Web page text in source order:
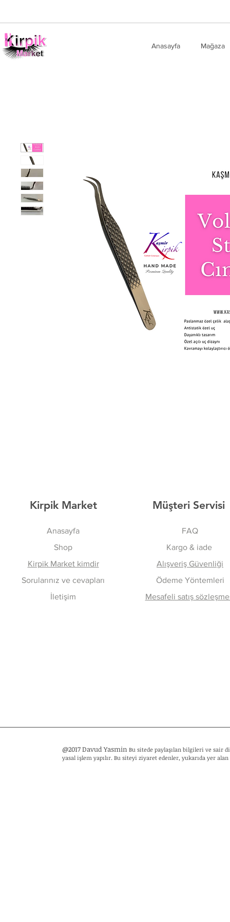
Anasayfa Mağaza
Kirpik Market
Anasayfa
Shop
Kirpik Market kimdir
Sorularınız ve cevapları
İletişim
Müşteri Servisi
FAQ
Kargo & iade
Alışveriş Güvenliği
Ödeme Yöntemleri
Mesafeli satış
@2017 Davud Yasmin Bu sitede paylaşılan bilgileri ve sair
yasal işlem yapılır. Bu siteyi ziyaret edenler, yukarıda yer